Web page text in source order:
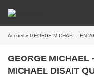
Accueil » GEORGE MICHAEL - EN 2004
GEORGE MICHAEL
MICHAEL DISAIT